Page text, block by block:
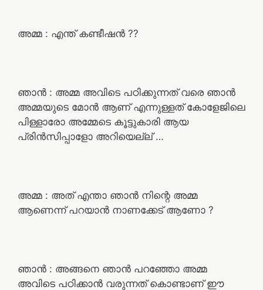
അമ്മ : എന്ത് കണ്ടീഷൻ ??
ഞാൻ : അമ്മ അവിടെ പഠിക്കുന്നത് വരെ ഞാൻ
അമ്മയുടെ മോൻ ആണ് എന്നുള്ളത് കോളേജിലെ
പിള്ളാരോ അമ്മേടെ കൂട്ടുകാരി ആയ
പ്രിൻസിപ്പാളോ അറിയെല്ല് …
അമ്മ : അത് എന്താ ഞാൻ നിന്റെ അമ്മ
ആണെന്ന് പറയാൻ നാണക്കേട് ആണോ ?
ഞാൻ : അങ്ങനെ ഞാൻ പറഞ്ഞോ അമ്മ
അവിടെ പഠിക്കാൻ വരുന്നത് കൊണ്ടാണ് ഈ